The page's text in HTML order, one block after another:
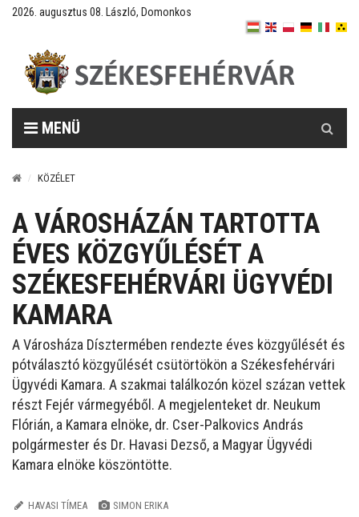
2026. augusztus 08. László, Domonkos
MENÜ
KÖZÉLET
A VÁROSHÁZÁN TARTOTTA
ÉVES KÖZGYŰLÉSÉT A
SZÉKESFEHÉRVÁRI ÜGYVÉDI
KAMARA
A Városháza Dísztermében rendezte éves közgyűlését és
pótválasztó közgyűlését csütörtökön a Székesfehérvári
Ügyvédi Kamara. A szakmai találkozón közel százan vettek
részt Fejér vármegyéből. A megjelenteket dr. Neukum
Flórián, a Kamara elnöke, dr. Cser-Palkovics András
polgármester és Dr. Havasi Dezső, a Magyar Ügyvédi
Kamara elnöke köszöntötte.
HAVASI TÍMEA SIMON ERIKA